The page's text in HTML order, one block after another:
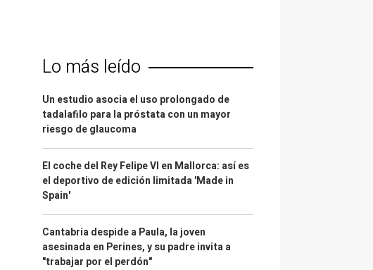
Lo más leído
Un estudio asocia el uso prolongado de
tadalafilo para la próstata con un mayor
riesgo de glaucoma
El coche del Rey Felipe VI en Mallorca: así es
el deportivo de edición limitada 'Made in
Spain'
Cantabria despide a Paula, la joven
asesinada en Perines, y su padre invita a
"trabajar por el perdón"